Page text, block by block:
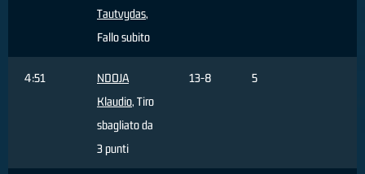
Tautvydas,
Fallo subito
4:51
NDOJA
Klaudio, Tiro
sbagliato da
3 punti
13-8 5